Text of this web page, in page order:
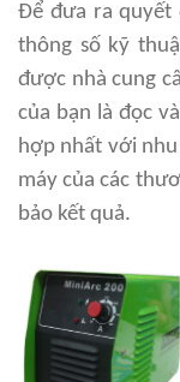
Để đưa ra quyết
thông số kỹ
được nhà cung
của bạn là đọc
hợp nhất với nhu
máy của các
bảo kết quả.